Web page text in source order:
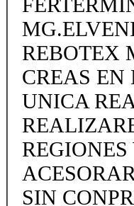
REBOTEX
CREAS EN
UNICA
REGIONES
SIN